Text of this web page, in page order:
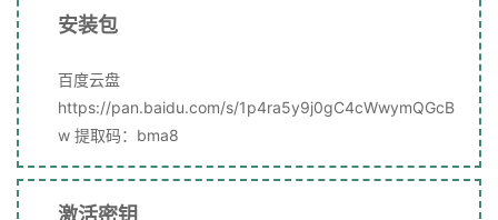
安装包
百度云盘
https://pan.baidu.com/s/1p4ra5y9j0gC4cWwymQGcB
w 提取码：bma8
激活密钥